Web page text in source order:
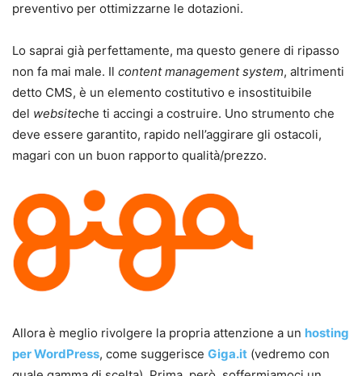
preventivo per ottimizzarne le dotazioni.
Lo saprai già perfettamente, ma questo genere di ripasso
non fa mai male. Il content management system, altrimenti
detto CMS, è un elemento costitutivo e insostituibile
del websiteche ti accingi a costruire. Uno strumento che
deve essere garantito, rapido nell’aggirare gli ostacoli,
magari con un buon rapporto qualità/prezzo.
Allora è meglio rivolgere la propria attenzione a un hosting
per WordPress, come suggerisce Giga.it (vedremo con